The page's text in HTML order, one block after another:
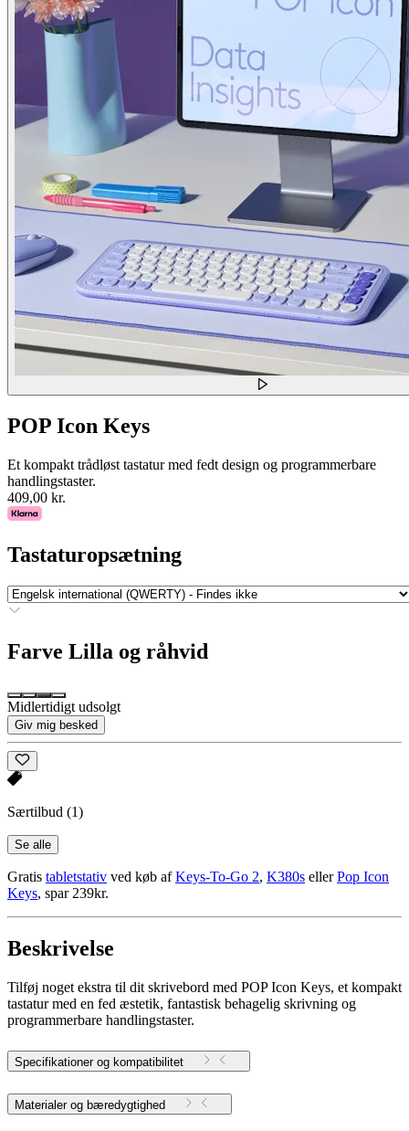
POP Icon Keys
Et kompakt trådløst tastatur med fedt design og programmerbare
handlingstaster.
409,00 kr.
Tastaturopsætning
Farve Lilla og råhvid
Midlertidigt udsolgt
Giv mig besked
Særtilbud (1)
Se alle
Gratis tabletstativ ved køb afKeys-To-Go 2, K380s ellerPop Icon
Keys, spar 239kr.
Beskrivelse
Tilføj noget ekstra til dit skrivebord med POP Icon Keys, et kompakt
tastatur med en fed æstetik, fantastisk behagelig skrivning og
programmerbare handlingstaster.
Specifikationer og kompatibilitet
Materialer og bæredygtighed